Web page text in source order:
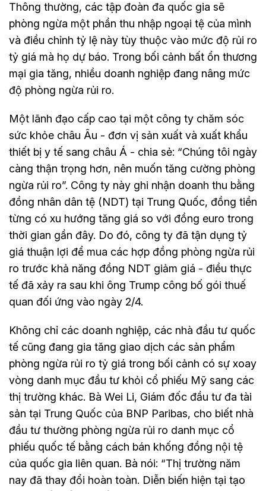
Thông thường, các tập đoàn đa quốc gia sẽ
phòng ngừa một phần thu nhập ngoại tệ của mình
và điều chỉnh tỷ lệ này tùy thuộc vào mức độ rủi ro
tỷ giá mà họ dự báo. Trong bối cảnh bất ổn thương
mại gia tăng, nhiều doanh nghiệp đang nâng mức
độ phòng ngừa rủi ro.
Một lãnh đạo cấp cao tại một công ty chăm sóc
sức khỏe châu Âu - đơn vị sản xuất và xuất khẩu
thiết bị y tế sang châu Á - chia sẻ: “Chúng tôi ngày
càng thận trọng hơn, nên muốn tăng cường phòng
ngừa rủi ro”. Công ty này ghi nhận doanh thu bằng
đồng nhân dân tệ (NDT) tại Trung Quốc, đồng tiền
từng có xu hướng tăng giá so với đồng euro trong
thời gian gần đây. Do đó, công ty đã tận dụng tỷ
giá thuận lợi để mua các hợp đồng phòng ngừa rủi
ro trước khả năng đồng NDT giảm giá - điều thực
tế đã xảy ra sau khi ông Trump công bố gói thuế
quan đối ứng vào ngày 2/4.
Không chỉ các doanh nghiệp, các nhà đầu tư quốc
tế cũng đang gia tăng giao dịch các sản phẩm
phòng ngừa rủi ro tỷ giá trong bối cảnh có sự xoay
vòng danh mục đầu tư khỏi cổ phiếu Mỹ sang các
thị trường khác. Bà Wei Li, Giám đốc đầu tư đa tài
sản tại Trung Quốc của BNP Paribas, cho biết nhà
đầu tư thường phòng ngừa rủi ro danh mục cổ
phiếu quốc tế bằng cách bán khống đồng nội tệ
của quốc gia liên quan. Bà nói: “Thị trường năm
nay đã thay đổi hoàn toàn. Diễn biến hiện tại tạo